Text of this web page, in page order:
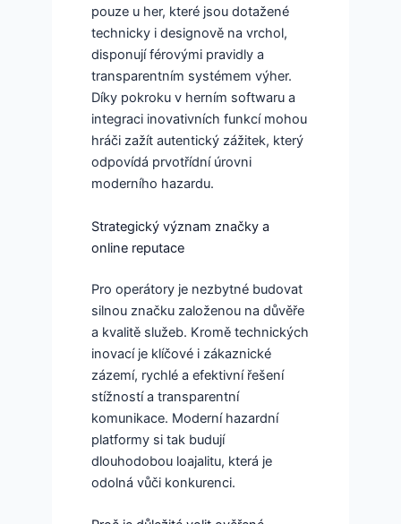
pouze u her, které jsou dotažené
technicky i designově na vrchol,
disponují férovými pravidly a
transparentním systémem výher.
Díky pokroku v herním softwaru a
integraci inovativních funkcí mohou
hráči zažít autentický zážitek, který
odpovídá prvotřídní úrovni
moderního hazardu.
Strategický význam značky a
online reputace
Pro operátory je nezbytné budovat
silnou značku založenou na důvěře
a kvalitě služeb. Kromě technických
inovací je klíčové i zákaznické
zázemí, rychlé a efektivní řešení
stížností a transparentní
komunikace. Moderní hazardní
platformy si tak budují
dlouhodobou loajalitu, která je
odolná vůči konkurenci.